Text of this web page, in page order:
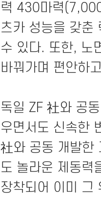
력 430마력
츠카 성능을 갖춘
수 있다. 또한, 노
바꿔가며 편안하
독일 ZF 社와 공
우면서도 신속한
社와 공동 개발한
도 놀라운 제동력
장착되어 이미 그